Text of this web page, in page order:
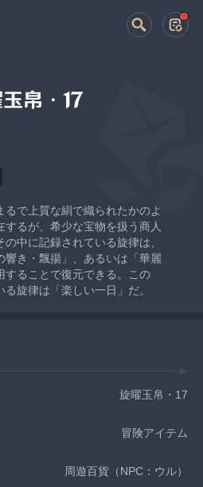
帛・17
で上質な絹で織られたかのよ
るが、希少な宝物を扱う商人
中に記録されている旋律は、
響き・飄揚」、あるいは「華麗
することで復元できる。この
る旋律は「楽しい一日」だ。
旋曜玉帛・17
冒険アイテム
周遊百貨（NPC：ウル）